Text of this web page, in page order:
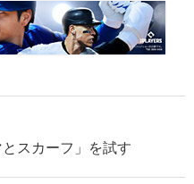
スカーフ」を試す